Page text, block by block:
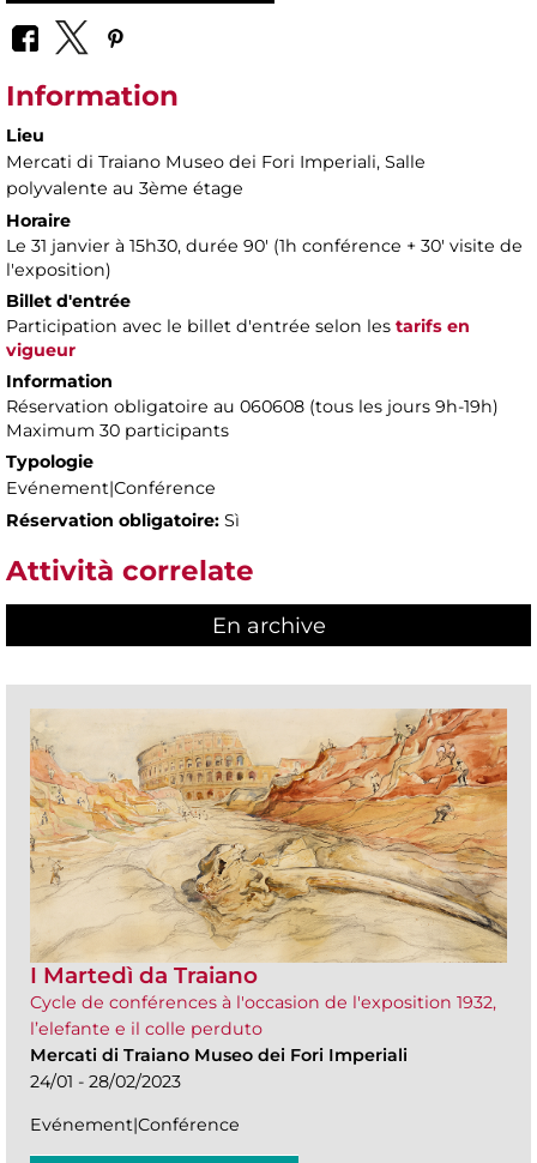
Information
Lieu
Mercati di Traiano Museo dei Fori Imperiali, Salle
polyvalente au 3ème étage
Horaire
Le 31 janvier à 15h30, durée 90' ​​(1h conférence + 30' visite de
l'exposition)
Billet d'entrée
Participation avec le billet d'entrée selon les tarifs en
vigueur
Information
Réservation obligatoire au 060608 (tous les jours 9h-19h)
Maximum 30 participants
Typologie
Evénement|Conférence
Réservation obligatoire: Sì
Attività correlate
En archive
I Martedì da Traiano
Cycle de conférences à l'occasion de l'exposition 1932,
l’elefante e il colle perduto
Mercati di Traiano Museo dei Fori Imperiali
24/01 - 28/02/2023
Evénement|Conférence